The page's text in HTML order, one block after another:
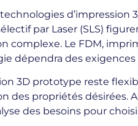
d’impression
par Laser (SLS)
complexe. Le FDM,
dépendra des
3D prototype reste
des propriétés désirées.
des besoins pour